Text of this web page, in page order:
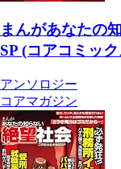
まんがあなたの
SP (コアコミッ
アンソロジー
コアマガジン